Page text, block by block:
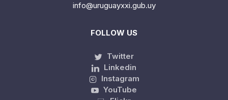
info@uruguayxxi.gub.uy
FOLLOW US
Twitter
Linkedin
Instagram
YouTube